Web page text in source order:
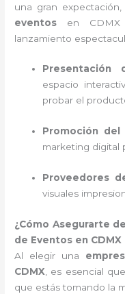
una gran expectación,
eventos en CDMX
lanzamiento
Presentación
espacio
probar el
Promoción del
marketing digital
Proveedores
visuales
¿Cómo Asegurarte
de Eventos en
Al elegir una
CDMX , es esencial
que estás tomando la